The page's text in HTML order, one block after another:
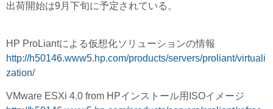
出荷開始は9月下旬に予定されている。
HP ProLiantによる仮想化ソリューションの情報
http://h50146.www5.hp.com/products/servers/proliant/virtuali
zation/
VMware ESXi 4.0 from HPインストール用ISOイメージ